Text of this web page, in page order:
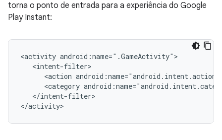
torna o ponto de entrada para a experiência do Google
Play Instant:
<activity
<action
<category
</intent-filter>